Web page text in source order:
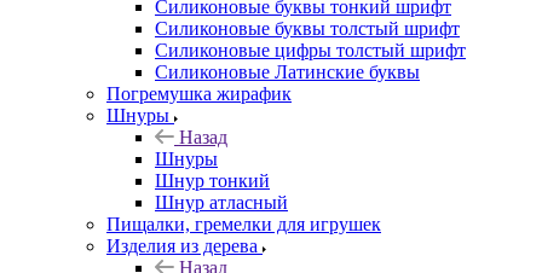
Силиконовые буквы тонкий шрифт
Силиконовые буквы толстый шрифт
Силиконовые цифры толстый шрифт
Силиконовые Латинские буквы
Погремушка жирафик
Шнуры
Назад
Шнуры
Шнур тонкий
Шнур атласный
Пищалки, гремелки для игрушек
Изделия из дерева
Назад